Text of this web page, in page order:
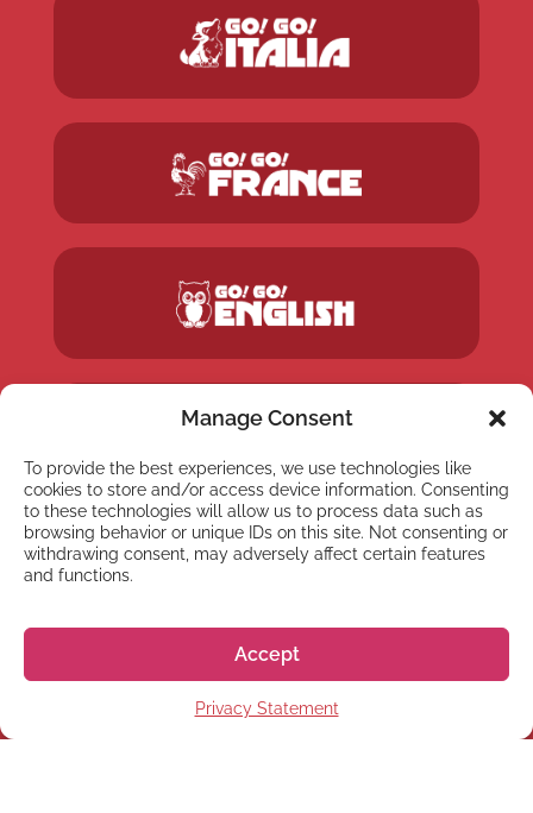
Manage Consent
To provide the best experiences, we use technologies like
cookies to store and/or access device information. Consenting
to these technologies will allow us to process data such as
browsing behavior or unique IDs on this site. Not consenting or
withdrawing consent, may adversely affect certain features
and functions.
Accept
Privacy Statement